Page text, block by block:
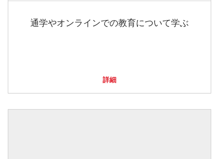
通学やオンラインでの教育について学ぶ
詳細